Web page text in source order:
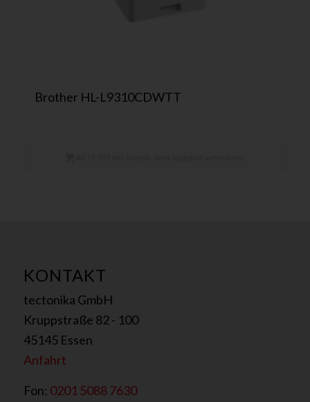
Brother HL-L9310CDWTT
KONTAKT
tectonika GmbH
Kruppstraße 82 - 100
45145 Essen
Anfahrt
Fon: 0201 5088 7630